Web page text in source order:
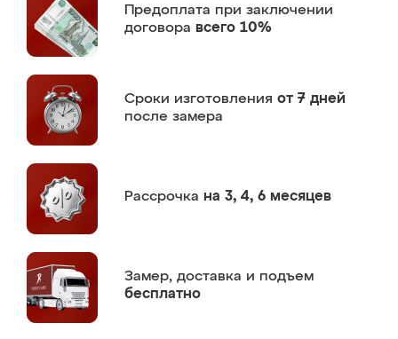
Предоплата при заключении
договора всего 10%
Сроки изготовления от 7 дней
после замера
Рассрочка на 3, 4, 6 месяцев
Замер, доставка и подъем
бесплатно